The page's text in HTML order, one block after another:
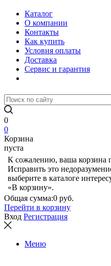
Каталог
О компании
Контакты
Как купить
Условия оплаты
Доставка
Сервис и гарантия
0
0
Корзина
пуста
К сожалению, ваша корзина
Исправить это
выберите в каталоге
«В корзину».
Общая сумма:0 руб.
Перейти в корзину
Вход Регистрация
Меню